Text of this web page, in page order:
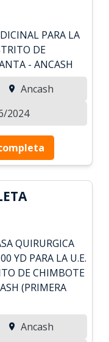
PARA LA
DE
- ANCASH
Ancash
2024
QUIRURGICA
YD PARA LA U.E.
DE CHIMBOTE
(PRIMERA
Ancash